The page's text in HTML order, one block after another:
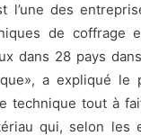
l’une des
de coffrage
dans 28 pays
a expliqué le
technique tout à
qui, selon